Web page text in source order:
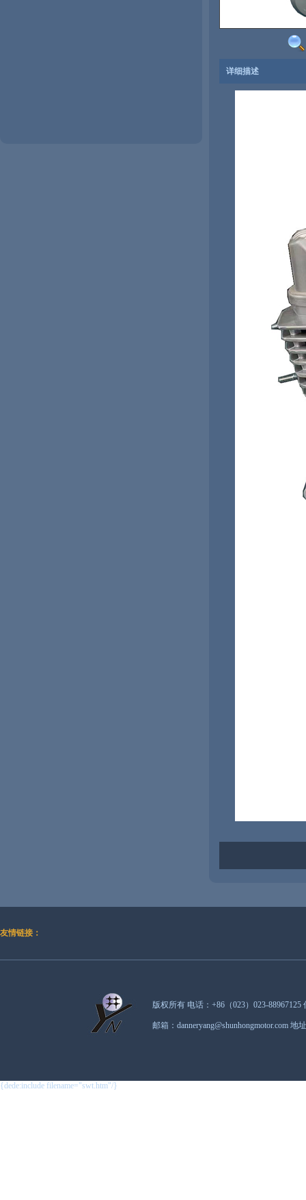
详细描述
友情链接：
版权所有 电话：+86（023）023-
邮箱：danneryang@shunhongmotor.com
{dede:include filename="swt.htm"/}